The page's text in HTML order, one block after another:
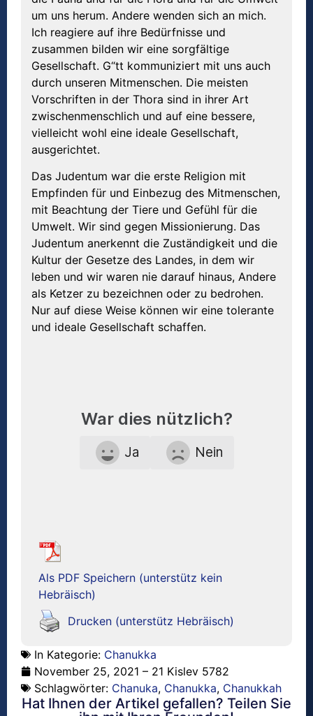
um uns herum. Andere wenden sich an mich.
Ich reagiere auf ihre Bedürfnisse und
zusammen bilden wir eine sorgfältige
Gesellschaft. G“tt kommuniziert mit uns auch
durch unseren Mitmenschen. Die meisten
Vorschriften in der Thora sind in ihrer Art
zwischenmenschlich und auf eine bessere,
vielleicht wohl eine ideale Gesellschaft,
ausgerichtet.
Das Judentum war die erste Religion mit
Empfinden für und Einbezug des Mitmenschen,
mit Beachtung der Tiere und Gefühl für die
Umwelt. Wir sind gegen Missionierung. Das
Judentum anerkennt die Zuständigkeit und die
Kultur der Gesetze des Landes, in dem wir
leben und wir waren nie darauf hinaus, Andere
als Ketzer zu bezeichnen oder zu bedrohen.
Nur auf diese Weise können wir eine tolerante
und ideale Gesellschaft schaffen.
War dies nützlich?
Ja Nein
Als PDF Speichern (unterstütz kein
Hebräisch)
Drucken (unterstütz Hebräisch)
In Kategorie: Chanukka
November 25, 2021 – 21 Kislev 5782
Schlagwörter: Chanuka, Chanukka, Chanukkah
Hat Ihnen der Artikel gefallen? Teilen Sie